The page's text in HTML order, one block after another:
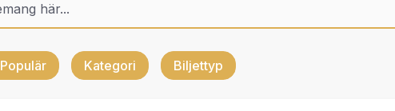
Populär Kategori Biljettyp